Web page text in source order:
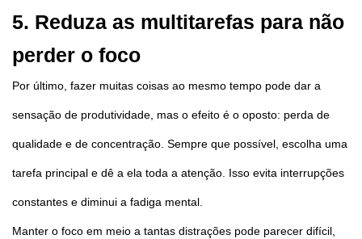
5. Reduza as multitarefas para não
perder o foco
Por último, fazer muitas coisas ao mesmo tempo pode dar a
sensação de produtividade, mas o efeito é o oposto: perda de
qualidade e de concentração. Sempre que possível, escolha uma
tarefa principal e dê a ela toda a atenção. Isso evita interrupções
constantes e diminui a fadiga mental.
Manter o foco em meio a tantas distrações pode parecer difícil,